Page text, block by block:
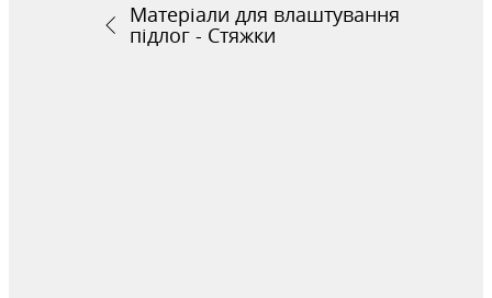
Матеріали для влаштування
підлог - Стяжки